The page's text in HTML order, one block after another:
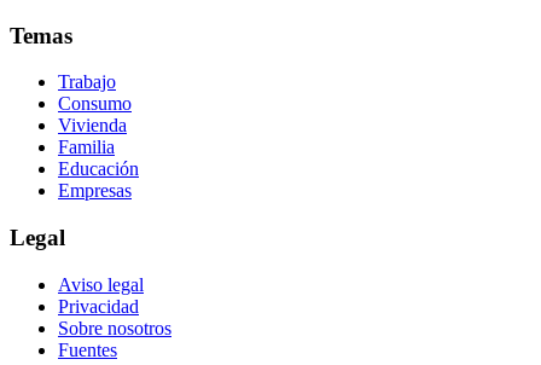
Temas
Trabajo
Consumo
Vivienda
Familia
Educación
Empresas
Legal
Aviso legal
Privacidad
Sobre nosotros
Fuentes